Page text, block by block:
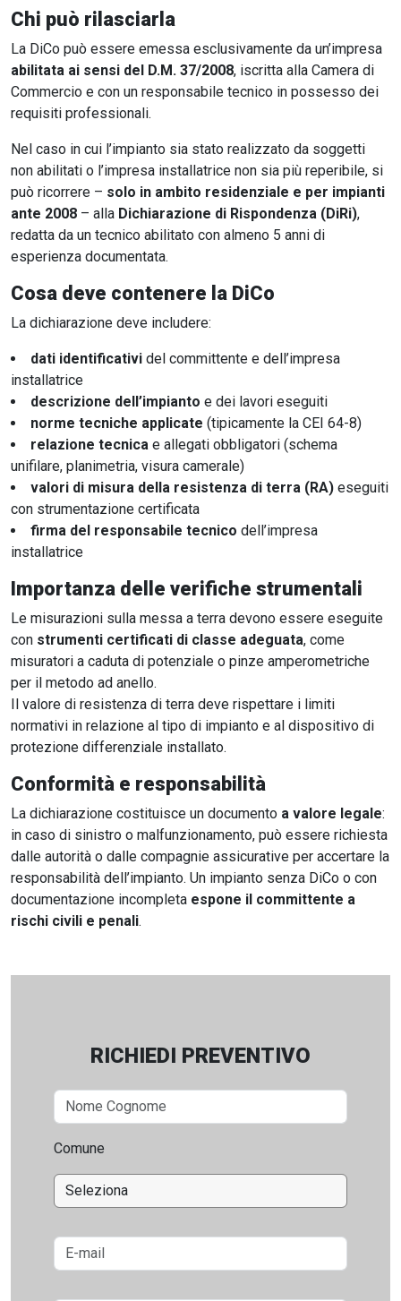
Chi può rilasciarla
La DiCo può essere emessa esclusivamente da un’impresa
abilitata ai sensi del D.M. 37/2008, iscritta alla Camera di
Commercio e con un responsabile tecnico in possesso dei
requisiti professionali.
Nel caso in cui l’impianto sia stato realizzato da soggetti
non abilitati o l’impresa installatrice non sia più reperibile, si
può ricorrere – solo in ambito residenziale e per impianti
ante 2008 – alla Dichiarazione di Rispondenza (DiRi),
redatta da un tecnico abilitato con almeno 5 anni di
esperienza documentata.
Cosa deve contenere la DiCo
La dichiarazione deve includere:
dati identificativi del committente e dell’impresa
installatrice
descrizione dell’impianto e dei lavori eseguiti
norme tecniche applicate (tipicamente la CEI 64-8)
relazione tecnica e allegati obbligatori (schema
unifilare, planimetria, visura camerale)
valori di misura della resistenza di terra (RA) eseguiti
con strumentazione certificata
firma del responsabile tecnico dell’impresa
installatrice
Importanza delle verifiche strumentali
Le misurazioni sulla messa a terra devono essere eseguite
con strumenti certificati di classe adeguata, come
misuratori a caduta di potenziale o pinze amperometriche
per il metodo ad anello.
Il valore di resistenza di terra deve rispettare i limiti
normativi in relazione al tipo di impianto e al dispositivo di
protezione differenziale installato.
Conformità e responsabilità
La dichiarazione costituisce un documento a valore legale:
in caso di sinistro o malfunzionamento, può essere richiesta
dalle autorità o dalle compagnie assicurative per accertare la
responsabilità dell’impianto. Un impianto senza DiCo o con
documentazione incompleta espone il committente a
rischi civili e penali.
RICHIEDI PREVENTIVO
Comune